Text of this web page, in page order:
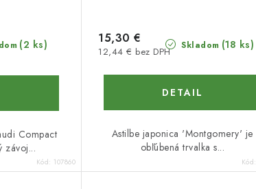
(2 ks)
Compact
závoj...
Kód: 107860
Skladom (18 ks)
12,44 € bez DPH
15,30 €
DETAIL
Astilbe japonica 'Montgomery' je
obľúbená trvalka s...
Kód: